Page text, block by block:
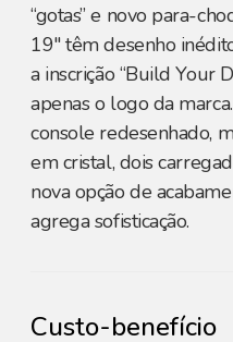
“gotas” e novo para-
19" têm desenho
a inscrição “Build Your
apenas o logo da
console redesenhado,
em cristal, dois
nova opção de
agrega sofisticação.
Custo-benefício